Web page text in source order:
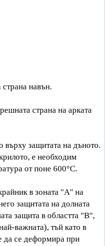
навън.
страна на арката
върху защитата на дъното.
е необходим
от поне 600°C.
в зоната "А" на
защитата на долната
защита в областта "B",
важната), тъй като в
да се деформира при